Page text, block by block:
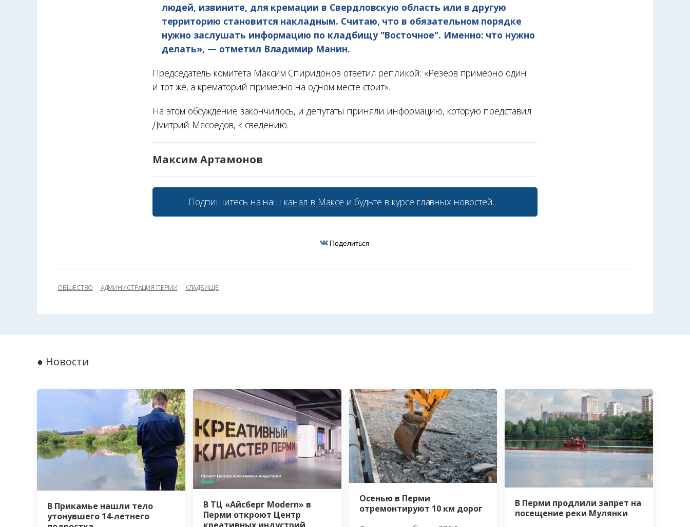
людей, извините, для кремации в Свердловскую область или в другую
территорию становится накладным. Считаю, что в обязательном порядке
нужно заслушать информацию по кладбищу "Восточное". Именно: что нужно
делать», — отметил Владимир Манин.
Председатель комитета Максим Спиридонов ответил репликой: «Резерв примерно один
и тот же, а крематорий примерно на одном месте стоит».
На этом обсуждение закончилось, и депутаты приняли информацию, которую представил
Дмитрий Мясоедов, к сведению.
Максим Артамонов
Подпишитесь на наш канал в Максе и будьте в курсе главных новостей.
Поделиться
ОБЩЕСТВО АДМИНИСТРАЦИЯ ПЕРМИ КЛАДБИЩЕ
● Новости
В Прикамье нашли тело
утонувшего 14-летнего
В ТЦ «Айсберг Modern» в
Перми откроют Центр
Осенью в Перми
отремонтируют 10 км дорог
В Перми продлили запрет на
посещение реки Мулянки